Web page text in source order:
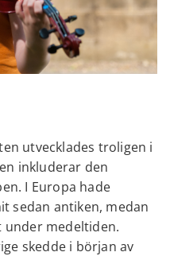
utvecklades troligen i
inkluderar den
I Europa hade
sedan antiken, medan
medeltiden.
skedde i början av